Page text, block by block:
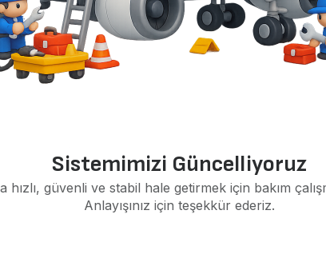
Sistemimizi Güncelliyoruz
hızlı, güvenli ve stabil hale getirmek için bakım
Anlayışınız için teşekkür ederiz.